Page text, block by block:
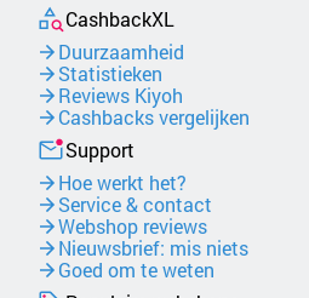
CashbackXL
Duurzaamheid
Statistieken
Reviews Kiyoh
Cashbacks vergelijken
Support
Hoe werkt het?
Service & contact
Webshop reviews
Nieuwsbrief: mis niets
Goed om te weten